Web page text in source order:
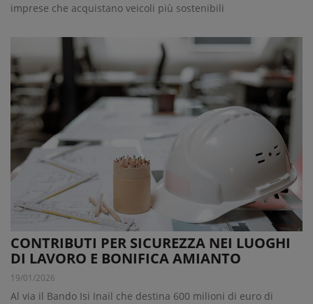
imprese che acquistano veicoli più sostenibili
CONTRIBUTI PER SICUREZZA NEI LUOGHI
DI LAVORO E BONIFICA AMIANTO
19/01/2026
Al via il Bando Isi Inail che destina 600 milioni di euro di